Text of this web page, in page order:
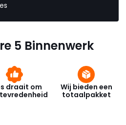
5 Binnenwerk
draait om
Wij bieden een
totaalpakket